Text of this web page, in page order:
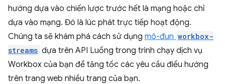
hướng dựa vào chiến lược trước hết là mạng hoặc chỉ
dựa vào mạng. Đó là lúc phát trực tiếp hoạt động.
Chúng ta sẽ khám phá cách sử dụng mô-đun workbox-
streams dựa trên API Luồng trong trình chạy dịch vụ
Workbox của bạn để tăng tốc các yêu cầu điều hướng
trên trang web nhiều trang của bạn.